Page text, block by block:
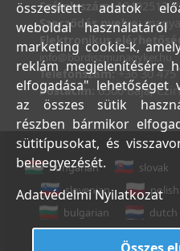
Számlaszám:10402513-
Szerződés nyelve:
Elektronikus
info@bordiszmunagyker.hu
Telefonszám: +36 30 475
Postacím:6500 Baja,
hungarian slovak
slovenian
polish
bulgarian
dutch
összesített adatok
weboldal
marketing cookie-k,
reklám megjelenítésére
elfogadása" lehetőséget
az összes sütik
részben bármikor
sütitípusokat, és
beleegyezését.
Adatvédelmi Nyilatkozat